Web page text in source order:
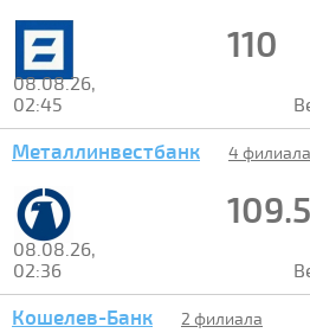
110
08.08.26,
02:45
Металлинвестбанк 4 филиала
109.5
08.08.26,
02:36
Кошелев-Банк 2 филиала